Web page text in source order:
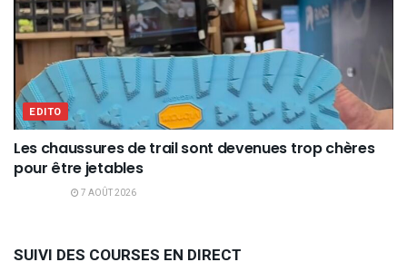
EDITO
Les chaussures de trail sont devenues trop chères
pour être jetables
7 AOÛT 2026
SUIVI DES COURSES EN DIRECT